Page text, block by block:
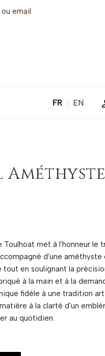
email.
FR / EN
met à l'honneur le
d'une améthyste
en soulignant la
à la main et à la
fidèle à une tradition
à la clarté d'un
au quotidien.